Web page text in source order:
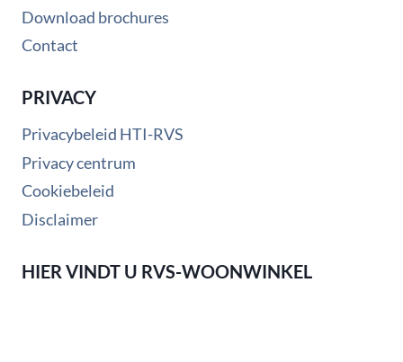
Download brochures
Contact
PRIVACY
Privacybeleid HTI-RVS
Privacy centrum
Cookiebeleid
Disclaimer
HIER VINDT U RVS-WOONWINKEL